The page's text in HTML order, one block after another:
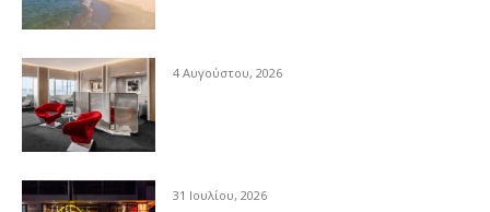
4 Αυγούστου, 2026
31 Ιουλίου, 2026